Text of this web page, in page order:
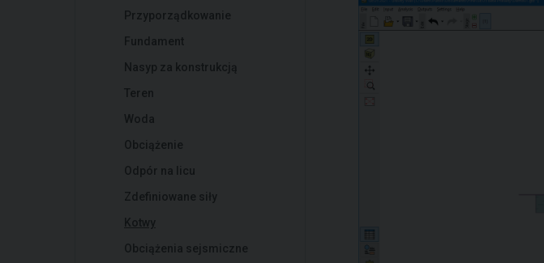
Przyporządkowanie
Fundament
Nasyp za konstrukcją
Teren
Woda
Obciążenie
Odpór na licu
Zdefiniowane siły
Kotwy
Obciążenia sejsmiczne